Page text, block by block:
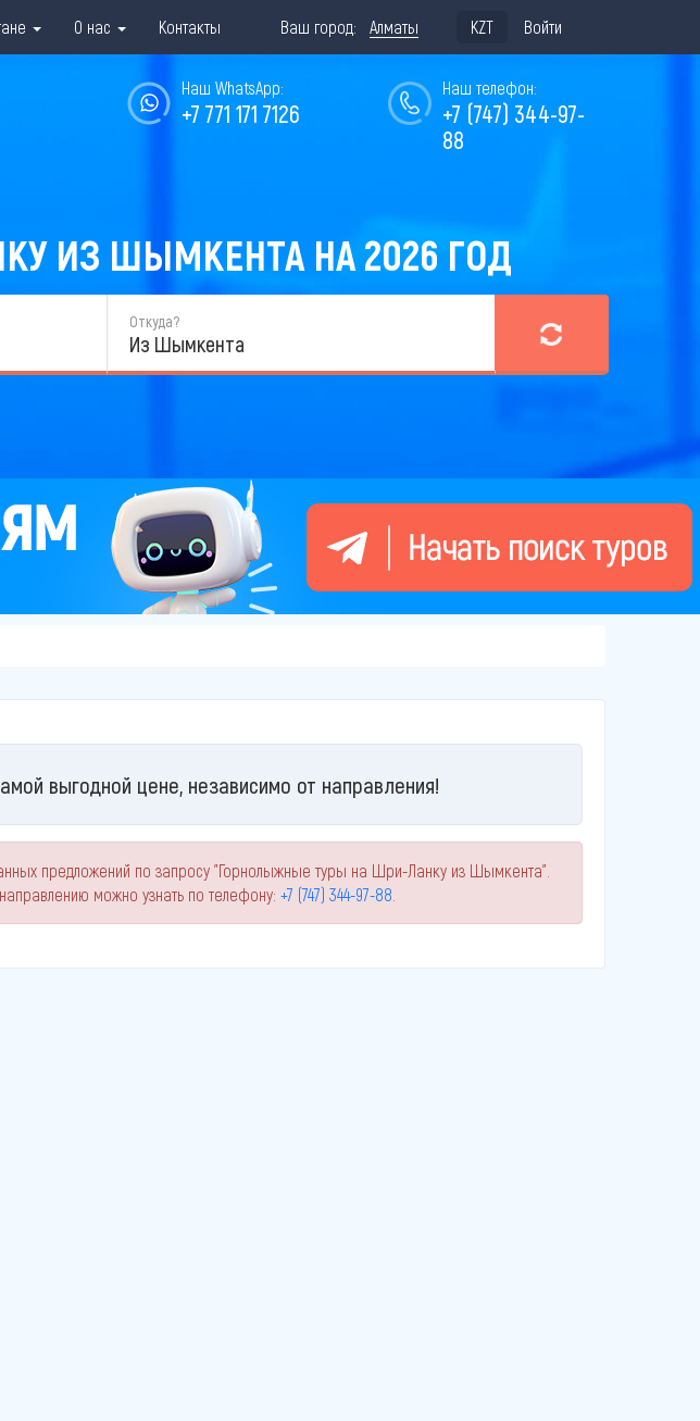
О нас Контакты Ваш город: Алматы KZT Войти
Наш телефон:
+7 (747) 344-97-
88
Наш WhatsApp:
+7 771 171 7126
ИЗ ШЫМКЕНТА НА 2026 ГОД
Откуда?
Из Шымкента
выгодной цене, независимо от направления!
предложений по запросу "Горнолыжные туры на Шри-Ланку из Шымкента".
можно узнать по телефону: +7 (747) 344-97-88